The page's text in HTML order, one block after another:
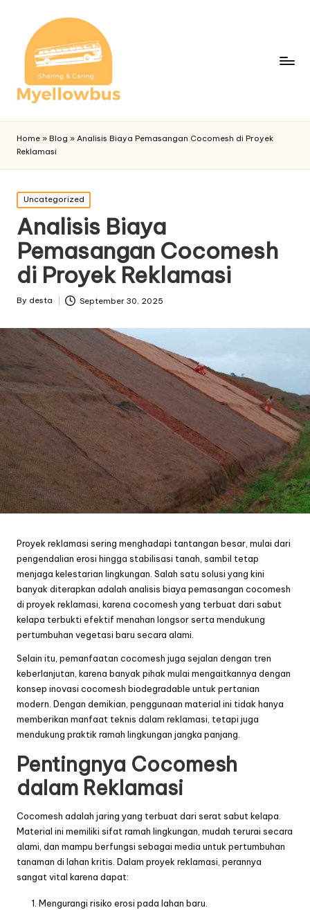
Home » Blog » Analisis Biaya Pemasangan Cocomesh di Proyek
Reklamasi
Posted
in
Uncategorized
Analisis Biaya
Pemasangan Cocomesh
di Proyek Reklamasi
Posted
By desta September 30, 2025
Proyek reklamasi sering menghadapi tantangan besar, mulai dari
pengendalian erosi hingga stabilisasi tanah, sambil tetap
menjaga kelestarian lingkungan. Salah satu solusi yang kini
banyak diterapkan adalah analisis biaya pemasangan cocomesh
di proyek reklamasi, karena cocomesh yang terbuat dari sabut
kelapa terbukti efektif menahan longsor serta mendukung
pertumbuhan vegetasi baru secara alami.
Selain itu, pemanfaatan cocomesh juga sejalan dengan tren
keberlanjutan, karena banyak pihak mulai mengaitkannya dengan
konsep inovasi cocomesh biodegradable untuk pertanian
modern. Dengan demikian, penggunaan material ini tidak hanya
memberikan manfaat teknis dalam reklamasi, tetapi juga
mendukung praktik ramah lingkungan jangka panjang.
Pentingnya Cocomesh
dalam Reklamasi
Cocomesh adalah jaring yang terbuat dari serat sabut kelapa.
Material ini memiliki sifat ramah lingkungan, mudah terurai secara
alami, dan mampu berfungsi sebagai media untuk pertumbuhan
tanaman di lahan kritis. Dalam proyek reklamasi, perannya
sangat vital karena dapat:
Mengurangi risiko erosi pada lahan baru.